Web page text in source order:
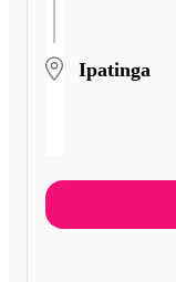
Ipatinga